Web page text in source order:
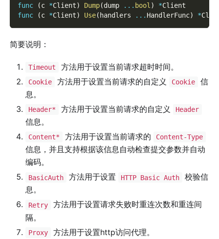
func
(c *Client) Dump(dump ... bool ) *Client
func
(c *Client) Use( handlers ... HandlerFunc) *
简要说明：
Timeout 方法用于设置当前请求超时时间。
Cookie 方法用于设置当前请求的自定义 Cookie
信
息。
Header* 方法用于设置当前请求的自定义 Header
信息。
Content* 方法用于设置当前请求的 Content-Type
信息，并且支持根据该信息自动检查提交参数并自动
编码。
BasicAuth 方法用于设置 HTTP Basic Auth
校验信
息。
Retry
方法用于设置请求失败时重连次数和重连间
隔。
Proxy 方法用于设置http访问代理。